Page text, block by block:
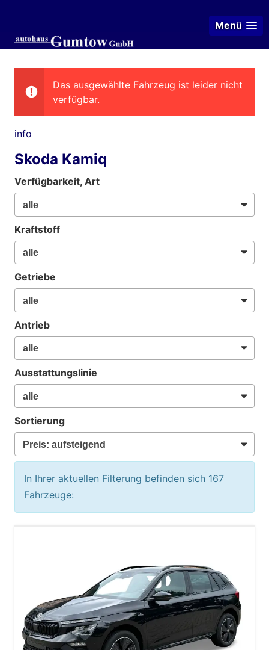
Menü
Das ausgewählte Fahrzeug ist leider nicht
verfügbar.
info
Skoda Kamiq
Verfügbarkeit, Art
Kraftstoff
Getriebe
Antrieb
Ausstattungslinie
Sortierung
In Ihrer aktuellen Filterung befinden sich 167
Fahrzeuge: